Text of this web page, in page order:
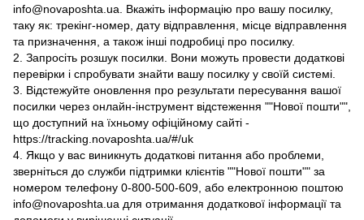
info@novaposhta.ua. Вкажіть інформацію про вашу посилку,
таку як: трекінг-номер, дату відправлення, місце відправлення
та призначення, а також інші подробиці про посилку.
2. Запросіть розшук посилки. Вони можуть провести додаткові
перевірки і спробувати знайти вашу посилку у своїй системі.
3. Відстежуйте оновлення про результати пересування вашої
посилки через онлайн-інструмент відстеження ""Нової пошти"",
що доступний на їхньому офіційному сайті -
https://tracking.novaposhta.ua/#/uk
4. Якщо у вас виникнуть додаткові питання або проблеми,
зверніться до служби підтримки клієнтів ""Нової пошти"" за
номером телефону 0-800-500-609, або електронною поштою
info@novaposhta.ua для отримання додаткової інформації та